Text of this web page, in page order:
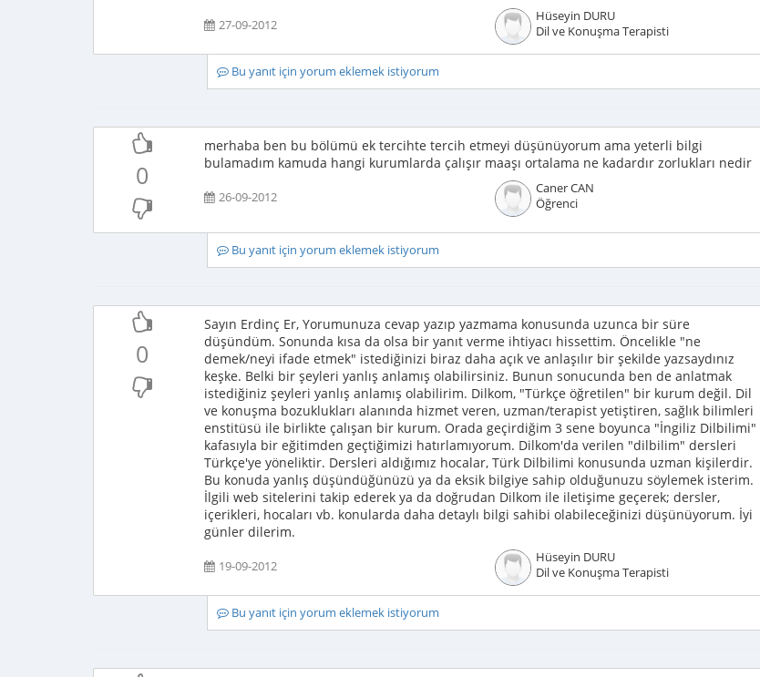
27-09-2012
Hüseyin DURU
Dil ve Konuşma Terapisti
Bu yanıt için yorum eklemek istiyorum
0
merhaba ben bu bölümü ek tercihte tercih etmeyi düşünüyorum ama yeterli bilgi
bulamadım kamuda hangi kurumlarda çalışır maaşı ortalama ne kadardır zorlukları nedir
26-09-2012
Caner CAN
Öğrenci
Bu yanıt için yorum eklemek istiyorum
0
Sayın Erdinç Er, Yorumunuza cevap yazıp yazmama konusunda uzunca bir süre
düşündüm. Sonunda kısa da olsa bir yanıt verme ihtiyacı hissettim. Öncelikle "ne
demek/neyi ifade etmek" istediğinizi biraz daha açık ve anlaşılır bir şekilde yazsaydınız
keşke. Belki bir şeyleri yanlış anlamış olabilirsiniz. Bunun sonucunda ben de anlatmak
istediğiniz şeyleri yanlış anlamış olabilirim. Dilkom, "Türkçe öğretilen" bir kurum değil. Dil
ve konuşma bozuklukları alanında hizmet veren, uzman/terapist yetiştiren, sağlık bilimleri
enstitüsü ile birlikte çalışan bir kurum. Orada geçirdiğim 3 sene boyunca "İngiliz Dilbilimi"
kafasıyla bir eğitimden geçtiğimizi hatırlamıyorum. Dilkom'da verilen "dilbilim" dersleri
Türkçe'ye yöneliktir. Dersleri aldığımız hocalar, Türk Dilbilimi konusunda uzman kişilerdir.
Bu konuda yanlış düşündüğünüzü ya da eksik bilgiye sahip olduğunuzu söylemek isterim.
İlgili web sitelerini takip ederek ya da doğrudan Dilkom ile iletişime geçerek; dersler,
içerikleri, hocaları vb. konularda daha detaylı bilgi sahibi olabileceğinizi düşünüyorum. İyi
günler dilerim.
19-09-2012
Hüseyin DURU
Dil ve Konuşma Terapisti
Bu yanıt için yorum eklemek istiyorum